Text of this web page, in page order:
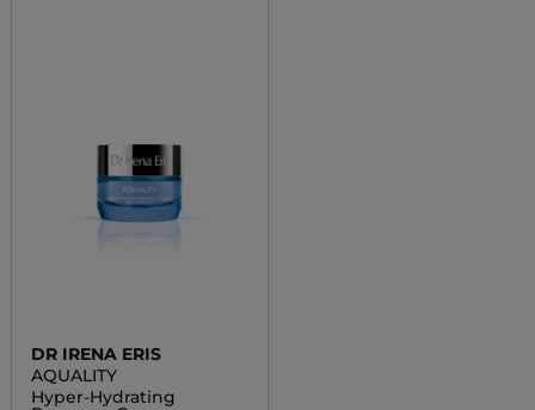
DR IRENA ERIS
AQUALITY
Hyper-Hydrating